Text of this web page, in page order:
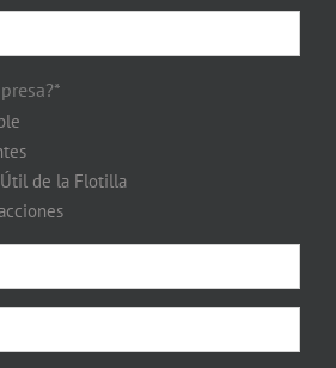
de la Flotilla